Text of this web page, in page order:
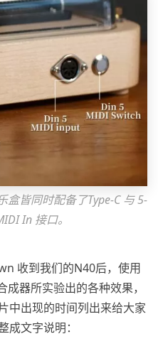
皆同时配备了Type-C 与 5-
In 接口。
收到我们的N40后，使用
器所实验出的各种效果，
中出现的时间列出来给大家
文字说明：